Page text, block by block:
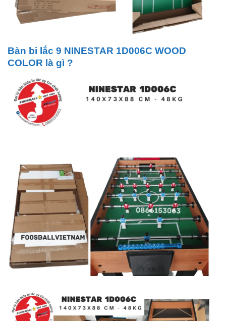
Bàn bi lắc 9 NINESTAR 1D006C WOOD
COLOR là gì ?